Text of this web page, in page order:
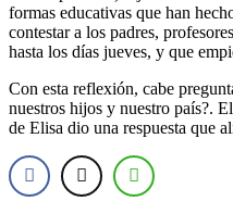
formas educativas que han
contestar a los padres,
hasta los días jueves, y que
Con esta reflexión, cabe
nuestros hijos y nuestro país?.
de Elisa dio una respuesta que